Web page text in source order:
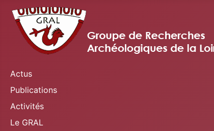
Actus
Publications
Activités
Le GRAL